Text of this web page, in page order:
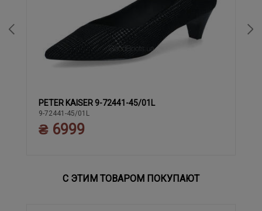
37 37.5 38 39 40
PETER KAISER 9-72441-45/01L
9-72441-45/01L
₴ 6999
С ЭТИМ ТОВАРОМ ПОКУПАЮТ